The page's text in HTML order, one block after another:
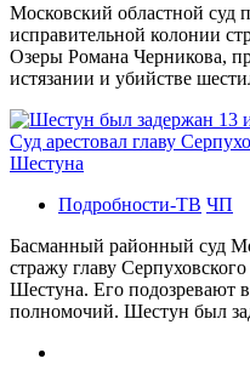
Московский областной суд
исправительной колонии
Озеры Романа Черникова,
истязании и убийстве
Суд арестовал главу
Шестуна
Подробности-ТВ ЧП
Басманный районный суд
стражу главу
Шестуна. Его подозревают
полномочий. Шестун был